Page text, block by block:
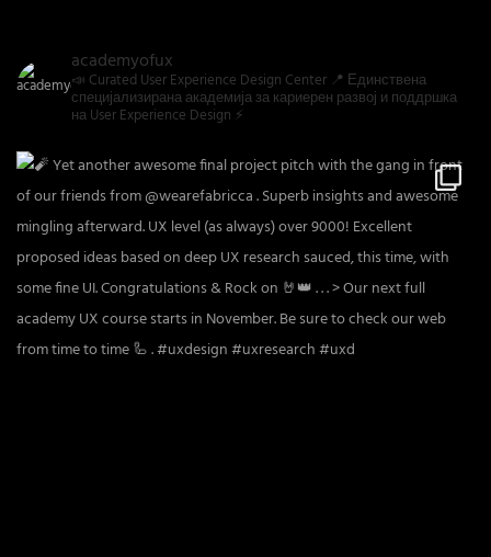
academyofux
📣 Curated User Experience Design Center 📍 Единствена
специјализирана академија за кариерен развој и поддршка
на User Experience Design ⚡️